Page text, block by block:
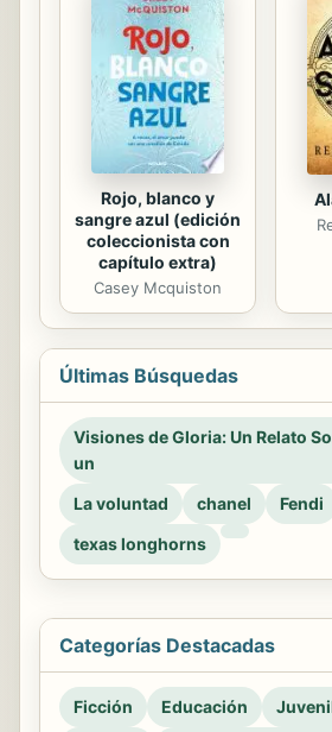
Rojo, blanco y
sangre azul (edición
coleccionista con
capítulo extra)
Casey Mcquiston
Últimas Búsquedas
Visiones de Gloria: Un Relato
un
La voluntad
chanel
Fendi
texas longhorns
Categorías Destacadas
Ficción Educación